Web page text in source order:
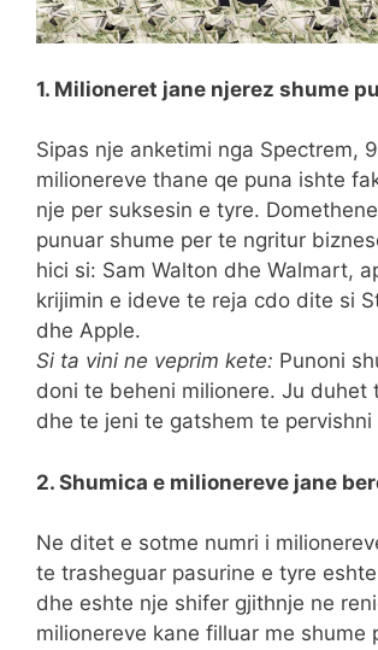
1. Milioneret jane njerez shume
Sipas nje anketimi nga Spectrem,
milionereve thane qe puna ishte
nje per suksesin e tyre.
punuar shume per te ngritur
hici si: Sam Walton dhe Walmart,
krijimin e ideve te reja cdo dite si
dhe Apple.
Si ta vini ne veprim kete: Punoni
doni te beheni milionere. Ju duhet
dhe te jeni te gatshem te pervishni
2. Shumica e milionereve jane
Ne ditet e sotme numri i
te trasheguar pasurine e tyre
dhe eshte nje shifer gjithnje ne
milionereve kane filluar me shume